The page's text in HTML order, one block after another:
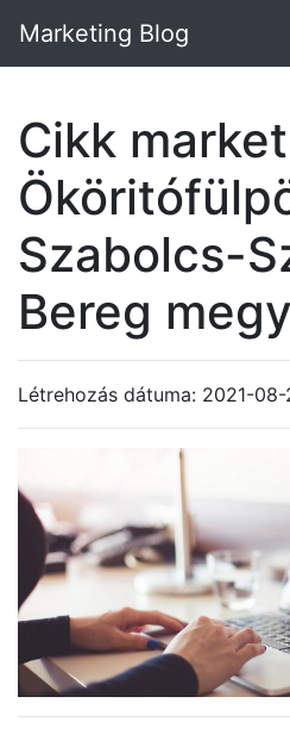
Marketing Blog
Cikk
Szabolcs-
Bereg
Létrehozás dátuma: 2021-